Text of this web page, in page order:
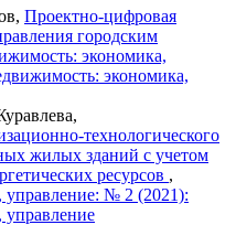
Проектно-цифровая
городским
экономика,
экономика,
технологического
жилых зданий с учетом
ресурсов ,
№ 2 (2021):